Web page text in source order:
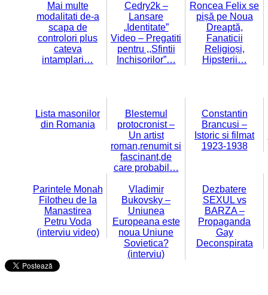
Mai multe
modalitati de-a
scapa de
controlori plus
cateva
intamplari…
Cedry2k –
Lansare
„Identitate”
Video – Pregatiti
pentru ,,Sfintii
Inchisorilor”…
Roncea Felix se
pișă pe Noua
Dreaptă,
Fanaticii
Religioși,
Hipsterii…
Lista masonilor
din Romania
Blestemul
protocronist –
Un artist
roman,renumit si
fascinant,de
care probabil…
Constantin
Brancusi –
Istoric si filmat
1923-1938
Parintele Monah
Filotheu de la
Manastirea
Petru Voda
(interviu video)
Vladimir
Bukovsky –
Uniunea
Europeana este
noua Uniune
Sovietica?
(interviu)
Dezbatere
SEXUL vs
BARZA –
Propaganda
Gay
Deconspirata